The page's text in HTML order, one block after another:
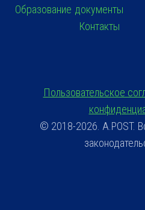
Образование документы
Контакты
Пользовательское
© 2018-2026. A.POST.